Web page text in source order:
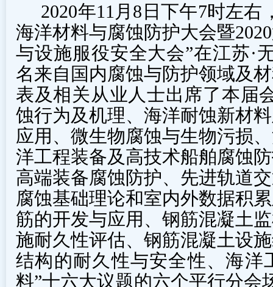
2020年11月8日下午7时左右
海洋材料与腐蚀防护大会暨
与设施服役安全大会”在江苏·
名来自国内腐蚀与防护领域及
表及相关从业人士出席了本届
蚀行为及机理、海洋耐蚀新材
应用、微生物腐蚀与生物污损
洋工程装备及高技术船舶腐蚀
高端装备腐蚀防护、先进轨道
腐蚀基础理论和室内外数据积
筋的开发与应用、钢筋混凝土
施耐久性评估、钢筋混凝土设
结构的耐久性与安全性、海洋
料”十六大议题的六个平行分会